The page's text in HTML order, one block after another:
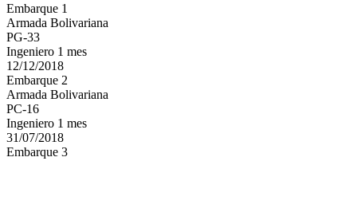
Embarque 1
Armada Bolivariana
PG-33
Ingeniero 1 mes
12/12/2018
Embarque 2
Armada Bolivariana
PC-16
Ingeniero 1 mes
31/07/2018
Embarque 3